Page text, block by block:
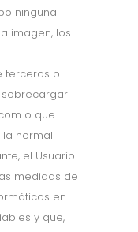
ninguna
imagen, los
terceros o
sobrecargar
o que
normal
el Usuario
medidas de
en
y que,